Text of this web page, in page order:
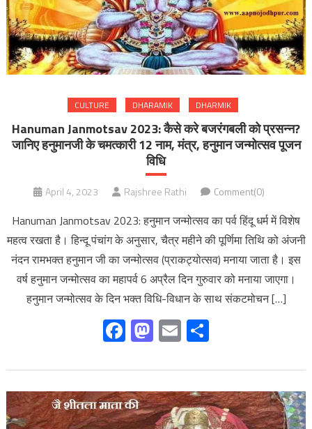
CULTURE DHARAMIK DHARMIK
Hanuman Janmotsav 2023: कैसे करे बजरंगबली को प्रसन्न?
जानिए हनुमानजी के चमत्कारी 12 नाम, मंत्र, हनुमान जन्मोत्सव पूजन
विधि
April 4, 2023 Rajshree Rathi Comment(0)
Hanuman Janmotsav 2023: हनुमान जन्मोत्सव का पर्व हिंदू धर्म में विशेष
महत्व रखता है। हिन्दू पंचांग के अनुसार, चैत्र महीने की पूर्णिमा तिथि को अंजनी
नंदन रामभक्त हनुमान जी का जन्मोत्सव (प्राकट्योत्सव) मनाया जाता है। इस
वर्ष हनुमान जन्मोत्सव का महापर्व 6 अप्रैल दिन गुरुवार को मनाया जाएगा।
हनुमान जन्मोत्सव के दिन भक्त विधि-विधान के साथ संकटमोचन […]
Facebook
Mastodon
Email